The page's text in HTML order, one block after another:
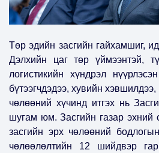
Төр эдийн засгийн гайхамшиг,
Дэлхийн цаг төр үймээнтэй,
логистикийн хүндрэл
бүтээгчдэдээ, хувийн
чөлөөний хүчинд итгэх нь
шугам юм. Засгийн газар эхний
засгийн эрх чөлөөний
чөлөөлөлтийн 12 шийдвэр